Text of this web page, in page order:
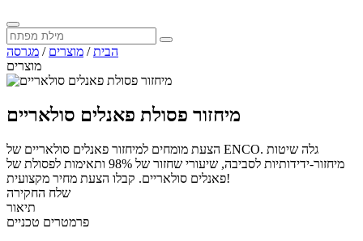
הבית/ מוצרים / מגרסה
מוצרים
מיחזור פסולת פאנלים סולאריים
הצעת מומחים למיחזור פאנלים סולאריים של ENCO. גלה שיטות
מיחזור-ידידותיות לסביבה, שיעורי שחזור של 98% ותאימות לפסולת של
פאנלים סולאריים. קבלו הצעת מחיר מקצועית!
שלח החקירה
תיאור
פרמטרים טכניים